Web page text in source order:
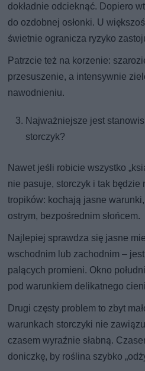
dokładnie odcieknąć. Dopiero
do ozdobnej osłonki. U
świetnie ogranicza ryzyko
Patrzcie też na korzenie:
przesuszenie, a intensywnie
nawodnieniu.
Najważniejsze jest
storczyk?
Nawet jeśli robicie wszystko
nie pasuje, storczyk i tak będzie
tropików: kochają jasne
ostrym, bezpośrednim słońcem.
Najlepiej sprawdza się jasne
wschodnim lub zachodnim –
palących promieni. Okno
pod warunkiem delikatnego
Drugi częsty problem to zbyt
warunkach storczyki nie
czasem wyraźnie słabną.
doniczkę, by roślina szybko